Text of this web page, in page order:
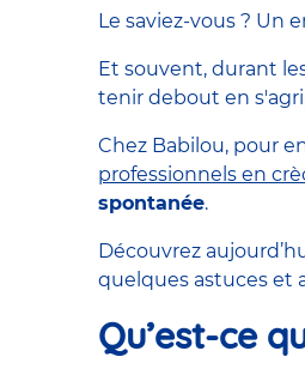
Le saviez-vous ? Un
Et souvent, durant
tenir debout en
Chez Babilou, pour
professionnels en
spontanée.
Découvrez
quelques astuces et
Qu’est-ce